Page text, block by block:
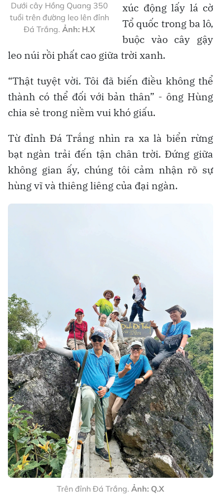
Dưới cây Hồng Quang 350
tuổi trên đường leo lên đỉnh
Đá Trắng. Ảnh: H.X
xúc động lấy lá cờ
Tổ quốc trong ba lô,
buộc vào cây gậy
leo núi rồi phất cao giữa trời xanh.
“Thật tuyệt vời. Tôi đã biến điều không thể
thành có thể đối với bản thân” - ông Hùng
chia sẻ trong niềm vui khó giấu.
Từ đỉnh Đá Trắng nhìn ra xa là biển rừng
bạt ngàn trải đến tận chân trời. Đứng giữa
không gian ấy, chúng tôi cảm nhận rõ sự
hùng vĩ và thiêng liêng của đại ngàn.
Trên đỉnh Đá Trắng. Ảnh: Q.X